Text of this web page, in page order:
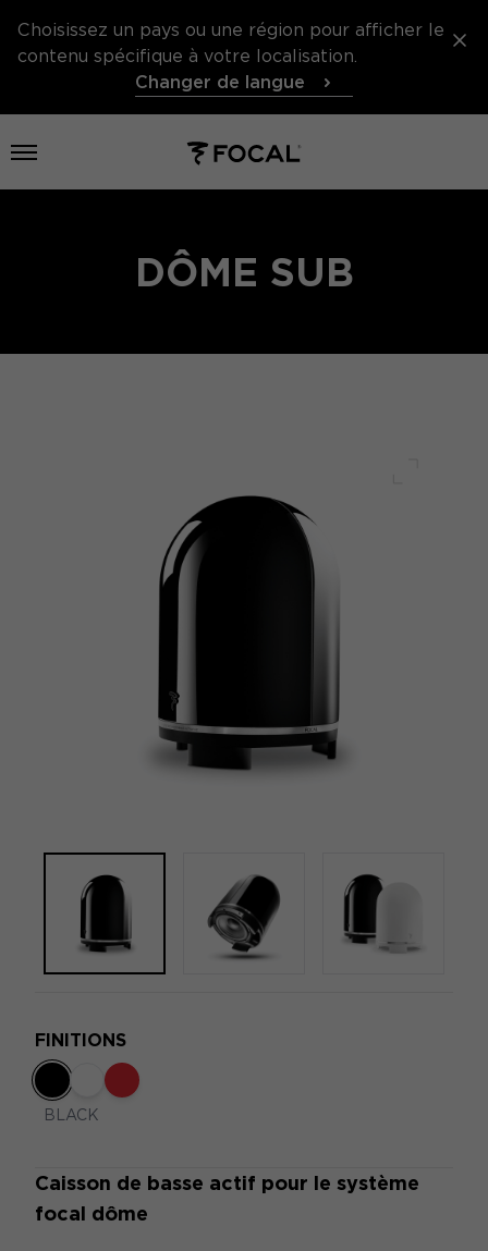
Choisissez un pays ou une région pour afficher le
contenu spécifique à votre localisation.
Changer de langue
Ouvrir le menu
DÔME SUB
Caisson de basse actif pour le système
focal dôme
FINITIONS
BLACK